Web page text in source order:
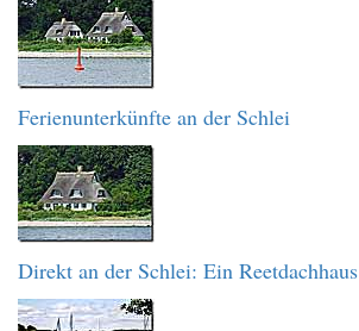
Ferienunterkünfte an der Schlei
Direkt an der Schlei: Ein Reetdachhaus